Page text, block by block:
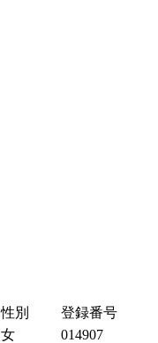
性別
登録番号
女
014907